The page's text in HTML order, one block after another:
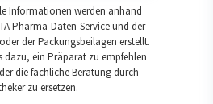
Informationen werden anhand
Pharma-Daten-Service und der
der Packungsbeilagen erstellt.
dazu, ein Präparat zu empfehlen
die fachliche Beratung durch
zu ersetzen.